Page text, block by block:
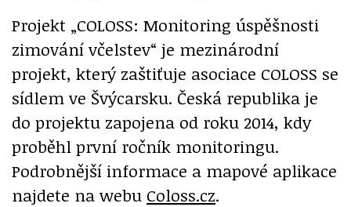
Projekt „COLOSS: Monitoring úspěšnosti
zimování včelstev“ je mezinárodní
projekt, který zaštiťuje asociace COLOSS se
sídlem ve Švýcarsku. Česká republika je
do projektu zapojena od roku 2014, kdy
proběhl první ročník monitoringu.
Podrobnější informace a mapové aplikace
najdete na webu Coloss.cz.